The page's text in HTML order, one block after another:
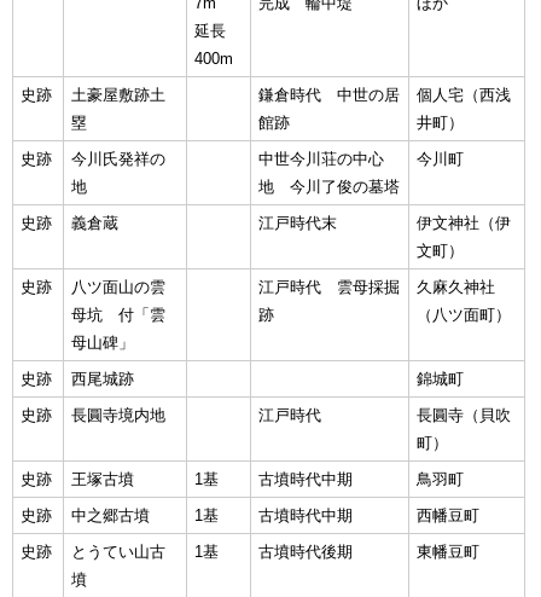
延長
400m
史跡
土豪屋敷跡土
塁
鎌倉時代 中世の居
館跡
個人宅（西浅
井町）
史跡
今川氏発祥の
地
中世今川荘の中心
地 今川了俊の墓塔
今川町
史跡 義倉蔵 江戸時代末
伊文神社（伊
文町）
史跡
八ツ面山の雲
母坑 付「雲
母山碑」
江戸時代 雲母採掘
跡
久麻久神社
（八ツ面町）
史跡 西尾城跡
錦城町
史跡
長圓寺境内地 江戸時代
長圓寺（貝吹
町）
史跡
王塚古墳 1基 古墳時代中期
鳥羽町
史跡
中之郷古墳 1基 古墳時代中期
西幡豆町
史跡
とうてい山古
墳
1基 古墳時代後期 東幡豆町